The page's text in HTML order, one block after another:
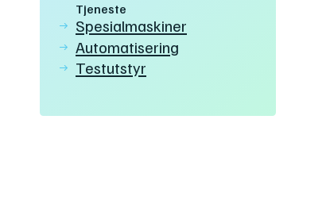
Tjeneste
Spesialmaskiner
Automatisering
Testutstyr